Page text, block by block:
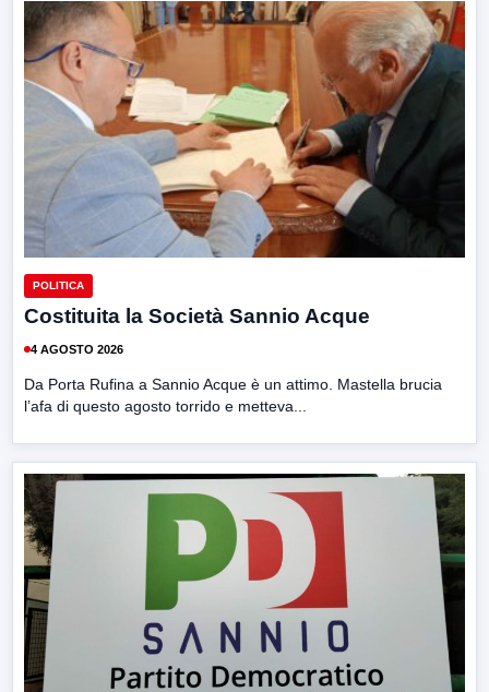
POLITICA
Costituita la Società Sannio Acque
4 AGOSTO 2026
Da Porta Rufina a Sannio Acque è un attimo. Mastella brucia
l’afa di questo agosto torrido e metteva...